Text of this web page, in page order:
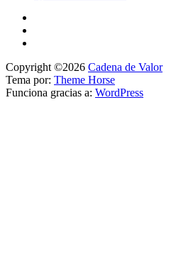
Copyright ©2026 Cadena de Valor
Tema por: Theme Horse
Funciona gracias a: WordPress